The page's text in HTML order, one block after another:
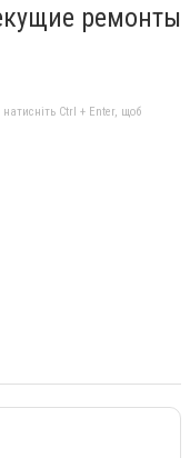
ремонты
Ctrl + Enter, щоб